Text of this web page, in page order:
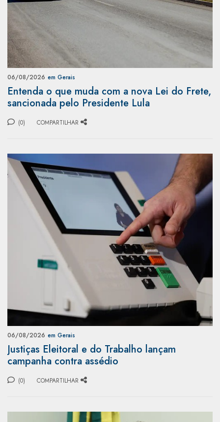
06/08/2026 em Gerais
Entenda o que muda com a nova Lei do Frete,
sancionada pelo Presidente Lula
(0) COMPARTILHAR
06/08/2026 em Gerais
Justiças Eleitoral e do Trabalho lançam
campanha contra assédio
(0) COMPARTILHAR